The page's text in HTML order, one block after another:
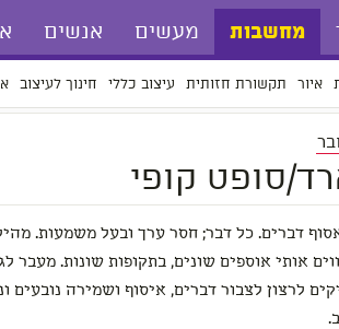
מחשבות מעשים אנשים
איור תקשורת חזותית עיצוב כללי חינוך לעיצוב
סופט קופי
דברים. כל דבר; חסר ערך ובעל משמעות.
אותי אוספים שונים, בתקופות שונות. מעבר
לרצון לצבור דברים, איסוף ושמירה נובעים
.